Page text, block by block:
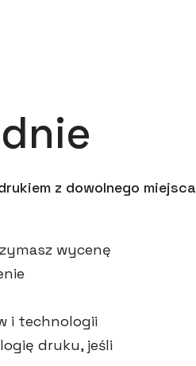
z dowolnego miejsca
wycenę
i technologii
druku, jeśli